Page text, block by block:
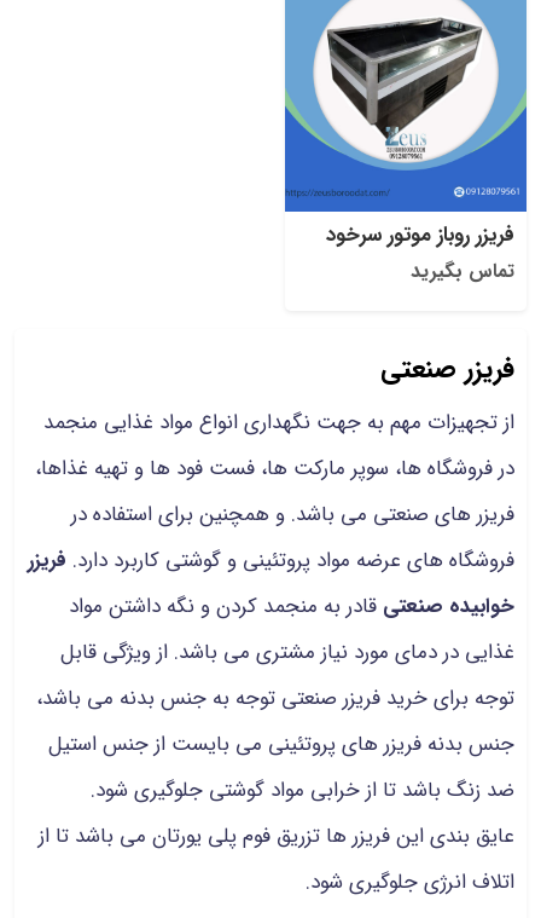
فریزر روباز موتور سرخود
تماس بگیرید
فریزر صنعتی
از تجهیزات مهم به جهت نگهداری انواع مواد غذایی منجمد
در فروشگاه ها، سوپر مارکت ها، فست فود ها و تهیه غذاها،
فریزر های صنعتی می باشد. و همچنین برای استفاده در
فروشگاه های عرضه مواد پروتئینی و گوشتی کاربرد دارد. فریزر
خوابیده صنعتی قادر به منجمد کردن و نگه داشتن مواد
غذایی در دمای مورد نیاز مشتری می باشد. از ویژگی قابل
توجه برای خرید فریزر صنعتی توجه به جنس بدنه می باشد،
جنس بدنه فریزر های پروتئینی می بایست از جنس استیل
ضد زنگ باشد تا از خرابی مواد گوشتی جلوگیری شود‌.
عایق بندی این فریزر ها تزریق فوم پلی یورتان می باشد تا از
اتلاف انرژی جلوگیری شود.